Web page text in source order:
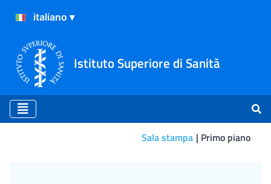
Istituto Superiore di Sanità
Sala stampa Primo piano